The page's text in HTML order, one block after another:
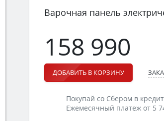
Варочная панель
158 990
ДОБАВИТЬ В КОРЗИНУ
Покупай со Сбером в
Ежемесячный платеж от 5